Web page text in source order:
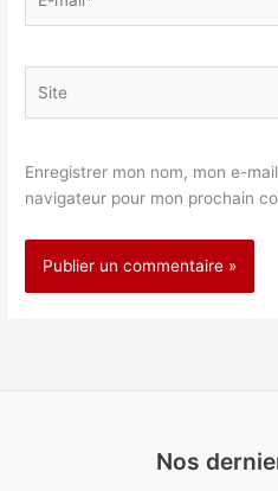
mail*
Enregistrer mon nom, mon e-
navigateur pour mon prochain
Nos